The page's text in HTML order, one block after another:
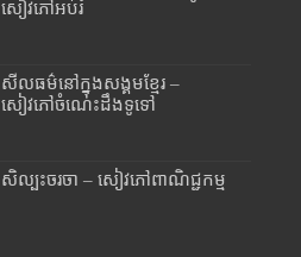
សៀវភៅអប់រំ
សីលធម៌នៅក្នុងសង្គមខ្មែរ –
សៀវភៅចំណេះដឹងទូទៅ
សិល្បះចរចា – សៀវភៅពាណិជ្ជកម្ម